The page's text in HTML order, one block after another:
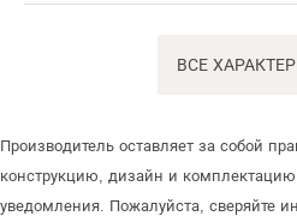
ВСЕ
Производитель оставляет за собой
конструкцию, дизайн и комплектацию
уведомления. Пожалуйста, сверяйте